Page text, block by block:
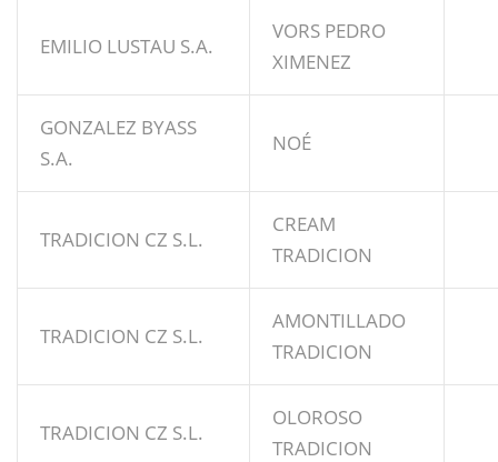
EMILIO LUSTAU S.A.
VORS PEDRO
XIMENEZ
GONZALEZ BYASS
S.A.
NOÉ
TRADICION CZ S.L.
CREAM
TRADICION
TRADICION CZ S.L.
AMONTILLADO
TRADICION
TRADICION CZ S.L.
OLOROSO
TRADICION